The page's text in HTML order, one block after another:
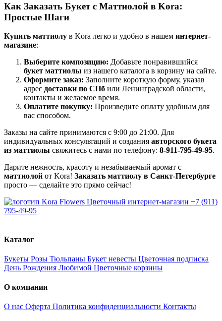
Как Заказать Букет с Маттиолой в Kora:
Простые Шаги
Купить маттиолу в Kora легко и удобно в нашем интернет-
магазине:
Выберите композицию: Добавьте понравившийся
букет маттиолы из нашего каталога в корзину на сайте.
Оформите заказ: Заполните короткую форму, указав
адрес доставки по СПб или Ленинградской области,
контакты и желаемое время.
Оплатите покупку: Произведите оплату удобным для
вас способом.
Заказы на сайте принимаются с 9:00 до 21:00. Для
индивидуальных консультаций и создания авторского букета
из маттиолы свяжитесь с нами по телефону: 8-911-795-49-95.
Дарите нежность, красоту и незабываемый аромат с
маттиолой от Kora! Заказать маттиолу в Санкт-Петербурге
просто — сделайте это прямо сейчас!
Цветочный интернет-магазин +7 (911)
795-49-95
Каталог
Букеты Розы Тюльпаны Букет невесты Цветочная подписка
День Рождения Любимой Цветочные корзины
О компании
О нас Оферта Политика конфиденциальности Контакты